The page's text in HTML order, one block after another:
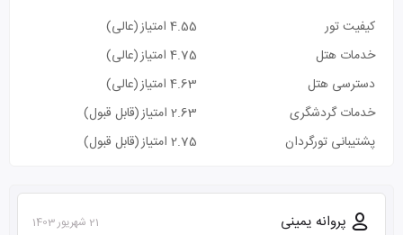
کیفیت تور 4.55 امتیاز
(عالی)
خدمات هتل
4.75 امتیاز
(عالی)
دسترسی هتل
4.63 امتیاز
(عالی)
خدمات گردشگری
2.63 امتیاز
(قابل قبول)
پشتیبانی تورگردان
2.75 امتیاز (قابل قبول)
پروانه یمینی 21 شهریور 1403